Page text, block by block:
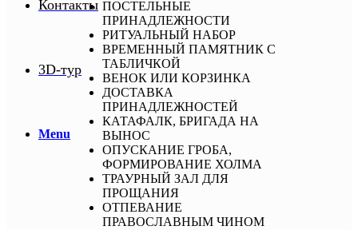
Контакты
3D-тур
Menu
ПОСТЕЛЬНЫЕ
ПРИНАДЛЕЖНОСТИ
РИТУАЛЬНЫЙ НАБОР
ВРЕМЕННЫЙ ПАМЯТНИК С
ТАБЛИЧКОЙ
ВЕНОК ИЛИ КОРЗИНКА
ДОСТАВКА
ПРИНАДЛЕЖНОСТЕЙ
КАТАФАЛК, БРИГАДА НА
ВЫНОС
ОПУСКАНИЕ ГРОБА,
ФОРМИРОВАНИЕ ХОЛМА
ТРАУРНЫЙ ЗАЛ ДЛЯ
ПРОЩАНИЯ
ОТПЕВАНИЕ
ПРАВОСЛАВНЫМ ЧИНОМ